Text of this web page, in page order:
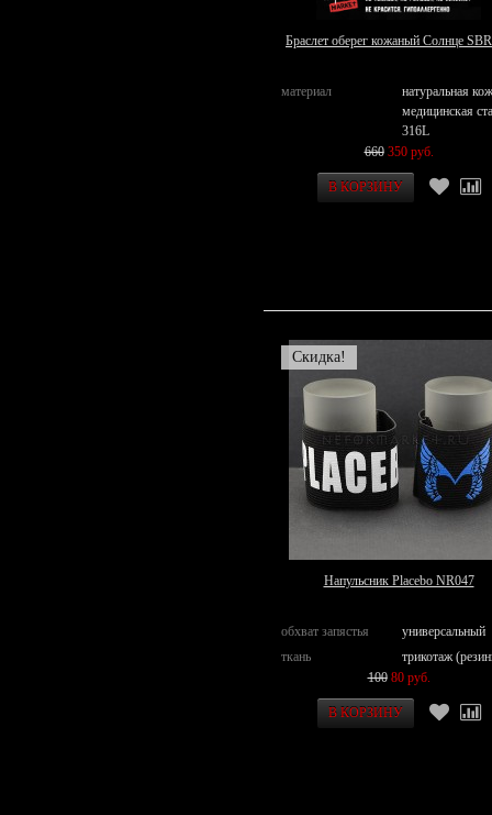
Браслет оберег кожаный Солнце
материал
натуральная
медицинская
316L
660 350 руб.
Скидка!
Напульсник Placebo NR047
обхват запястья
универсальный
ткань
трикотаж
100 80 руб.